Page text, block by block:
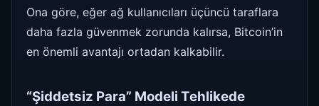
Ona göre, eğer ağ kullanıcıları üçüncü taraflara
daha fazla güvenmek zorunda kalırsa, Bitcoin’in
en önemli avantajı ortadan kalkabilir.
“Şiddetsiz Para” Modeli Tehlikede